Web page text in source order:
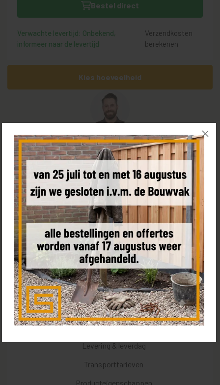
Bestel direct
Verwachte levertijd: Onbekend,
informeer naar de levertijd
Verzendkosten
berekenen
Kies hoeveelheid
Hulp nodig bij het bestellen van uw schutting?
Bel +31 85 0187 599, plan een(video) call
met Tom of bezoek
deshowroom
Bestel een sample
Product omschrijving
Kenmerken
Levering & leverdag
Transporttarieven
Producteigenschappen